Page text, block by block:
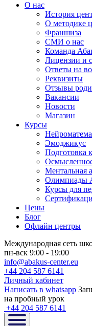
О нас
История
О методике
Франшиза
СМИ о нас
Команда
Лицензии и
Ответы на
Реквизиты
Отзывы
Вакансии
Новости
Магазин
Курсы
Эмоджикус
Подготовка
Ментальная
Олимпиады
Курсы для
Цены
Блог
Офлайн центры
Международная сеть
пн-вск 9:00 - 19:00
info@abakus-center.eu
+44 204 587 6141
Личный кабинет
Написать в whatsapp
на пробный урок
+44 204 587 6141